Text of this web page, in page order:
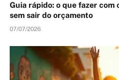
Guia rápido: o que fazer com
sem sair do orçamento
07/07/2026